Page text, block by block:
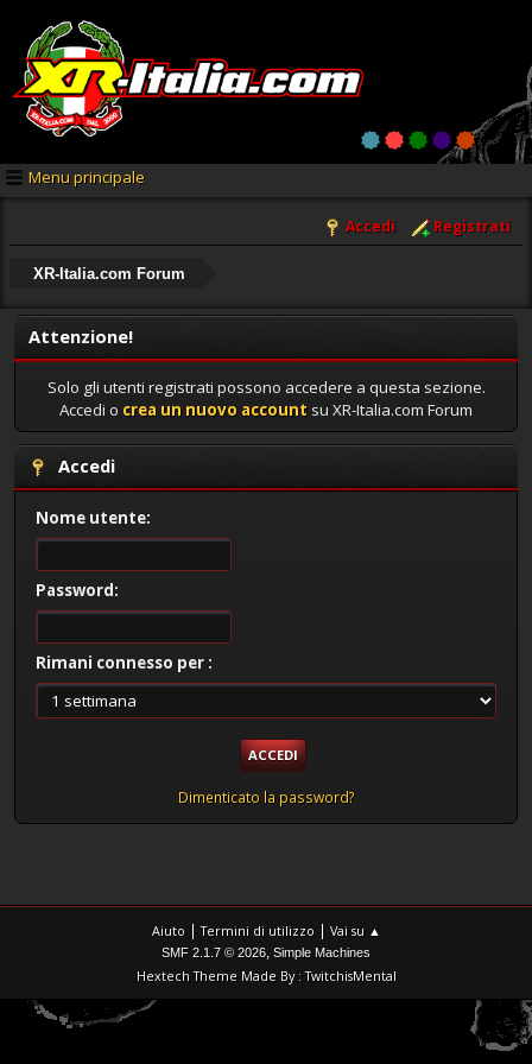
Menu principale
Accedi Registrati
XR-Italia.com Forum
Attenzione!
Solo gli utenti registrati possono accedere a questa sezione.
Accedi o crea un nuovo account su XR-Italia.com Forum
Accedi
Nome utente:
Password:
Rimani connesso per :
Dimenticato la password?
Aiuto |Termini di utilizzo | Vai su ▲
SMF 2.1.7 © 2026, Simple Machines
Hextech Theme Made By : TwitchisMental